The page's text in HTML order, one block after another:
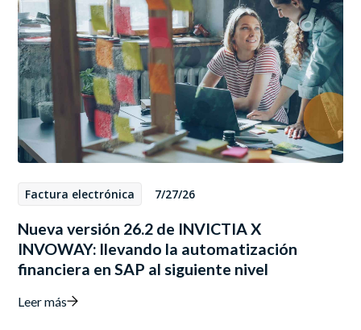
Factura electrónica 7/27/26
Nueva versión 26.2 de INVICTIA X
INVOWAY: llevando la automatización
financiera en SAP al siguiente nivel
Leer más